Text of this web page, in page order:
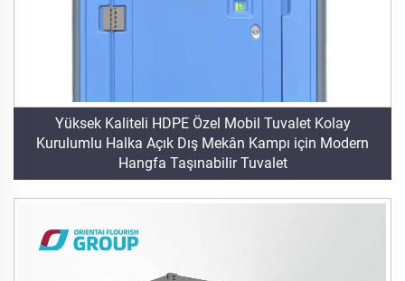
Yüksek Kaliteli HDPE Özel Mobil Tuvalet Kolay
Kurulumlu Halka Açık Dış Mekân Kampı için Modern
Hangfa Taşınabilir Tuvalet